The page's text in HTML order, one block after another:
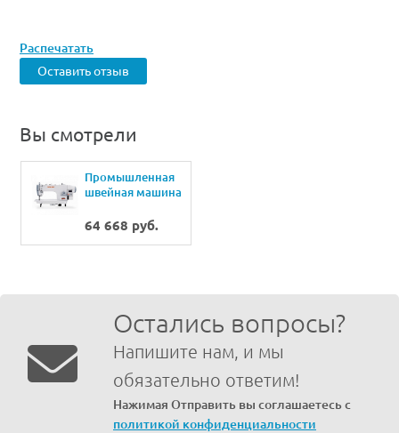
Распечатать
Оставить отзыв
Вы смотрели
Промышленная
швейная машина
BX2-16
64 668 руб.
Остались вопросы?
Напишите нам, и мы
обязательно ответим!
Нажимая Отправить вы соглашаетесь с
политикой конфиденциальности